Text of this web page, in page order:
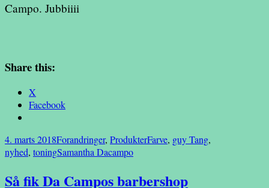
Campo. Jubbiiii
Share this:
X
Facebook
4. marts 2018Forandringer, ProdukterFarve, guy Tang,
nyhed, toningSamantha Dacampo
Så fik Da Campos barbershop